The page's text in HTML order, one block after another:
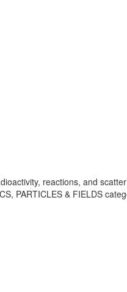
reactions, and
PARTICLES & FIELDS